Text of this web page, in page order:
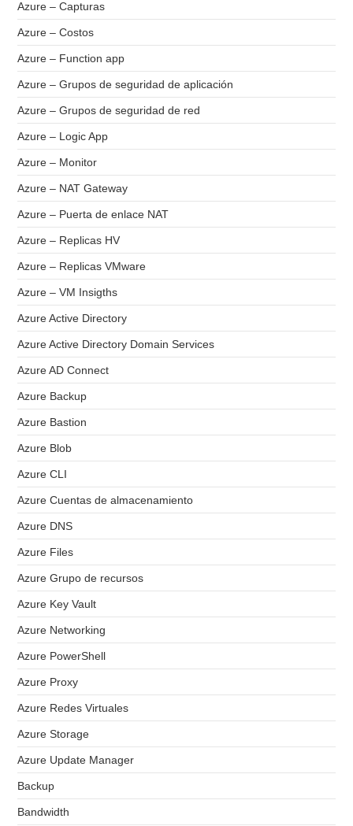
Azure – Capturas
Azure – Costos
Azure – Function app
Azure – Grupos de seguridad de aplicación
Azure – Grupos de seguridad de red
Azure – Logic App
Azure – Monitor
Azure – NAT Gateway
Azure – Puerta de enlace NAT
Azure – Replicas HV
Azure – Replicas VMware
Azure – VM Insigths
Azure Active Directory
Azure Active Directory Domain Services
Azure AD Connect
Azure Backup
Azure Bastion
Azure Blob
Azure CLI
Azure Cuentas de almacenamiento
Azure DNS
Azure Files
Azure Grupo de recursos
Azure Key Vault
Azure Networking
Azure PowerShell
Azure Proxy
Azure Redes Virtuales
Azure Storage
Azure Update Manager
Backup
Bandwidth